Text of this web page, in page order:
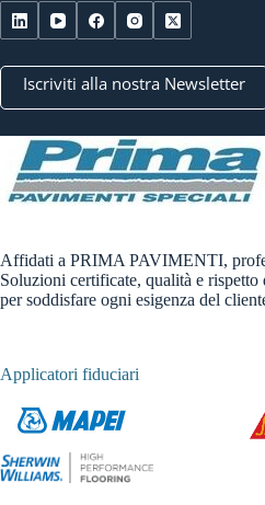
Iscriviti alla nostra Newsletter
Affidati a PRIMA PAVIMENTI,
Soluzioni certificate, qualità e rispetto
per soddisfare ogni esigenza del
Applicatori fiduciari